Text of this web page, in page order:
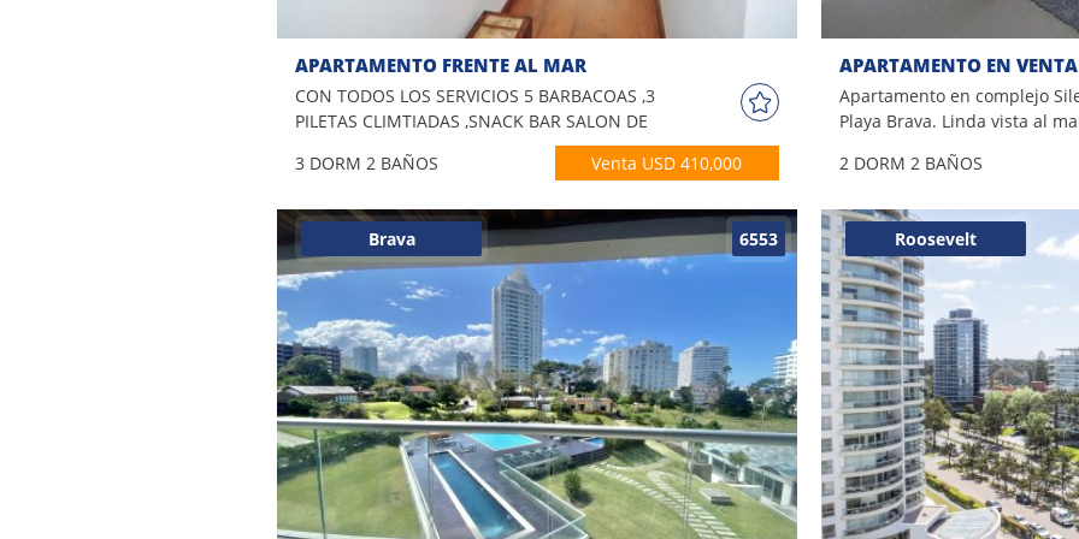
APARTAMENTO FRENTE AL MAR
CON TODOS LOS SERVICIOS 5 BARBACOAS ,3
PILETAS CLIMTIADAS ,SNACK BAR SALON DE
3 DORM 2 BAÑOS Venta USD 410,000
Apartamento en complejo
Playa Brava. Linda vista al
disfrutar de sus vacaciones
complejo cuenta con piscina
abierta - Toilettes - Cocina -
suite) - 2 Baños Amenities:
Climatizada, piscina abierta,
de lectura, playroom, serv. de
de tennis, jardines
golf y salón de fiestas
2 DORM 2 BAÑOS
6553
Brava Roosevelt